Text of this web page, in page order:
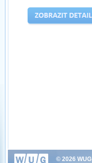
© 2026 WUG